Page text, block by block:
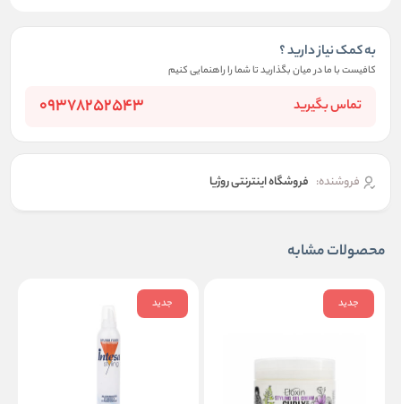
به کمک نیاز دارید ؟
کافیست با ما در میان بگذارید تا شما را راهنمایی کنیم
تماس بگیرید 09378252543
فروشنده: فروشگاه اینترنتی روژیا
محصولات مشابه
جدید جدید